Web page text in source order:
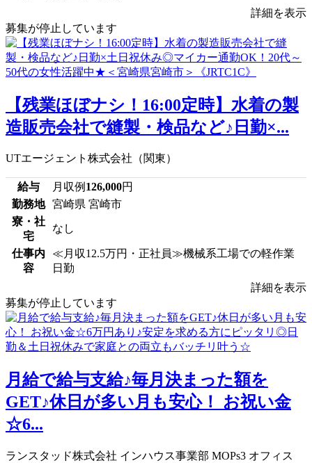
詳細を表示
募集が停止しています
【残業ほぼナシ！16:00定時】水着の製
造販売会社で縫製・検品など♪日勤×...
UTエージェント株式会社（関東）
給与 月収例 126,000円
勤務地 宮崎県 宮崎市
寮・社
宅
なし
仕事内
容
≪月収12.5万円・正社員≫機械系工場での軽作業
日勤
詳細を表示
募集が停止しています
月給で給与支給♪毎月決まった額を
GET♪休日が多い月も安心！ お祝い金
☆6...
ランスタッド株式会社 インハウス事業部 MOPs3 オフィス